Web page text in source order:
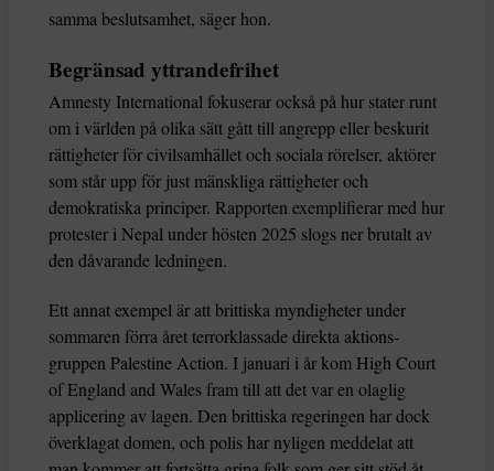
samma beslutsamhet, säger hon.
Begränsad yttrandefrihet
Amnesty International fokuserar också på hur stater runt
om i världen på olika sätt gått till angrepp eller beskurit
rättigheter för civilsamhället och sociala rörelser, aktörer
som står upp för just mänskliga rättigheter och
demokratiska principer. Rapporten exemplifierar med hur
protester i Nepal under hösten 2025 slogs ner brutalt av
den dåvarande ledningen.
Ett annat exempel är att brittiska myndigheter under
sommaren förra året terrorklassade direkta aktions-
gruppen Palestine Action. I januari i år kom High Court
of England and Wales fram till att det var en olaglig
applicering av lagen. Den brittiska regeringen har dock
överklagat domen, och polis har nyligen meddelat att